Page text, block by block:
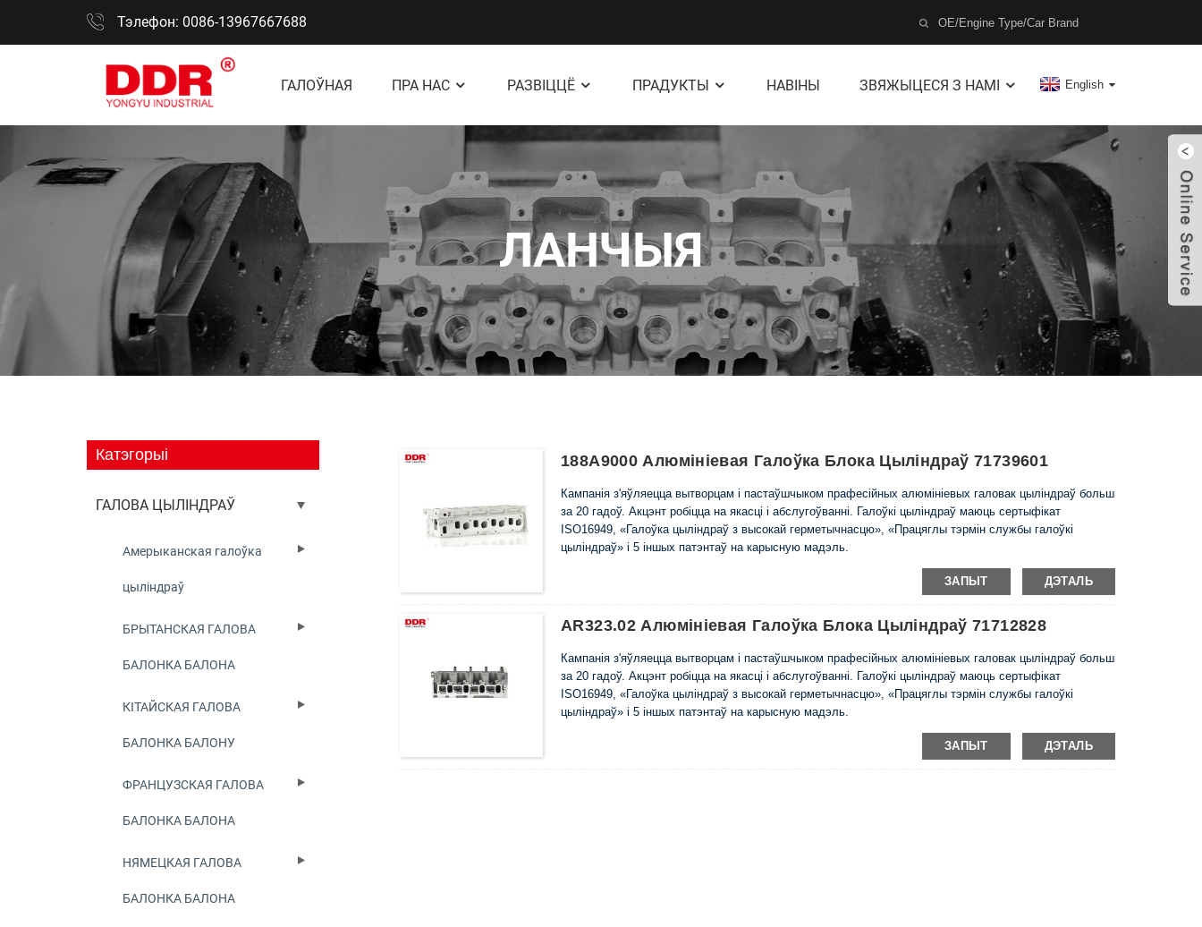
Тэлефон: 0086-13967667688
ГАЛОЎНАЯ ПРА НАС РАЗВІЦЦЁ ПРАДУКТЫ НАВІНЫ ЗВЯЖЫЦЕСЯ З НАМІ English
ЛАНЧЫЯ
Катэгорыі
ГАЛОВА ЦЫЛІНДРАЎ
Амерыканская галоўка
цыліндраў
БРЫТАНСКАЯ ГАЛОВА
БАЛОНКА БАЛОНА
КІТАЙСКАЯ ГАЛОВА
БАЛОНКА БАЛОНУ
ФРАНЦУЗСКАЯ ГАЛОВА
БАЛОНКА БАЛОНА
НЯМЕЦКАЯ ГАЛОВА
БАЛОНКА БАЛОНА
188A9000 Алюмініевая Галоўка Блока Цыліндраў 71739601
Кампанія з'яўляецца вытворцам і пастаўшчыком прафесійных алюмініевых галовак цыліндраў больш
за 20 гадоў. Акцэнт робіцца на якасці і абслугоўванні. Галоўкі цыліндраў маюць сертыфікат
ISO16949, «Галоўка цыліндраў з высокай герметычнасцю», «Працяглы тэрмін службы галоўкі
цыліндраў» і 5 іншых патэнтаў на карысную мадэль.
ЗАПЫТ ДЭТАЛЬ
AR323.02 Алюмініевая Галоўка Блока Цыліндраў 71712828
Кампанія з'яўляецца вытворцам і пастаўшчыком прафесійных алюмініевых галовак цыліндраў больш
за 20 гадоў. Акцэнт робіцца на якасці і абслугоўванні. Галоўкі цыліндраў маюць сертыфікат
ISO16949, «Галоўка цыліндраў з высокай герметычнасцю», «Працяглы тэрмін службы галоўкі
цыліндраў» і 5 іншых патэнтаў на карысную мадэль.
ЗАПЫТ ДЭТАЛЬ